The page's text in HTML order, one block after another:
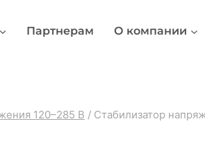
Партнерам О компании
120–285 В / Стабилизатор